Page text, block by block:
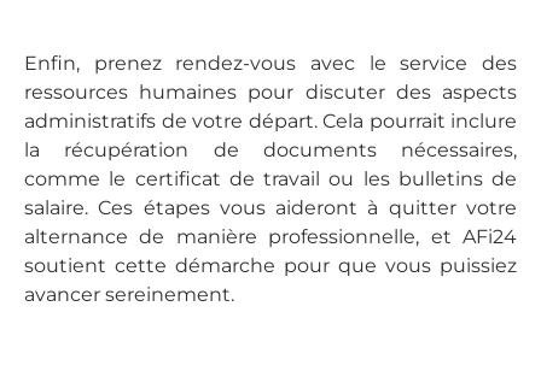
Enfin, prenez rendez-vous avec le service des
ressources humaines pour discuter des aspects
administratifs de votre départ. Cela pourrait inclure
la récupération de documents nécessaires,
comme le certificat de travail ou les bulletins de
salaire. Ces étapes vous aideront à quitter votre
alternance de manière professionnelle, et AFi24
soutient cette démarche pour que vous puissiez
avancer sereinement.